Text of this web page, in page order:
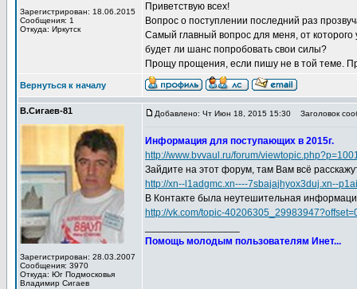
Зарегистрирован: 18.06.2015
Сообщения: 1
Откуда: Иркутск
Приветствую всех!
Вопрос о поступлении последний раз
Самый главный вопрос для меня, от
будет ли шанс попробовать свои силы?
Прощу прощения, если пишу не в той теме.
Вернуться к началу
В.Сигаев-81
Зарегистрирован: 28.03.2007
Сообщения: 3970
Откуда: Юг Подмосковья
Владимир Сигаев
Добавлено: Чт Июн 18, 2015 15:30 Заголовок
Информация для поступающих в 2015г.
http://www.bvvaul.ru/forum/
Зайдите на этот форум, там Вам всё
http://xn--l1adgmc.xn----7sbajajhyox3duj.xn--
В Контакте была неутешительная
http://vk.com/topic-
Помощь молодым пользователям Инет...